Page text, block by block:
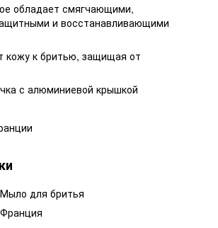
обладает смягчающими,
и восстанавливающими
кожу к бритью, защищая от
с алюминиевой крышкой
Мыло для бритья
Франция